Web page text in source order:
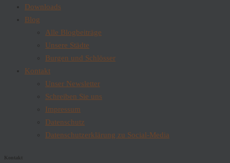
Downloads
Blog
Alle Blogbeiträge
Unsere Städte
Burgen und Schlösser
Kontakt
Unser Newsletter
Schreiben Sie uns
Impressum
Datenschutz
Datenschutzerklärung zu Social-Media
Kontakt